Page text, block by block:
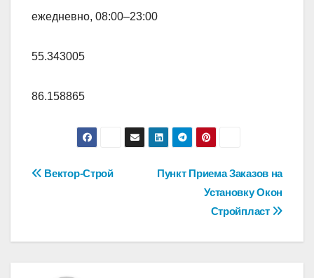
ежедневно, 08:00–23:00
55.343005
86.158865
Навигация
записям
Пункт Приема Заказов на
Установку Окон
Стройпласт
Вектор-Строй